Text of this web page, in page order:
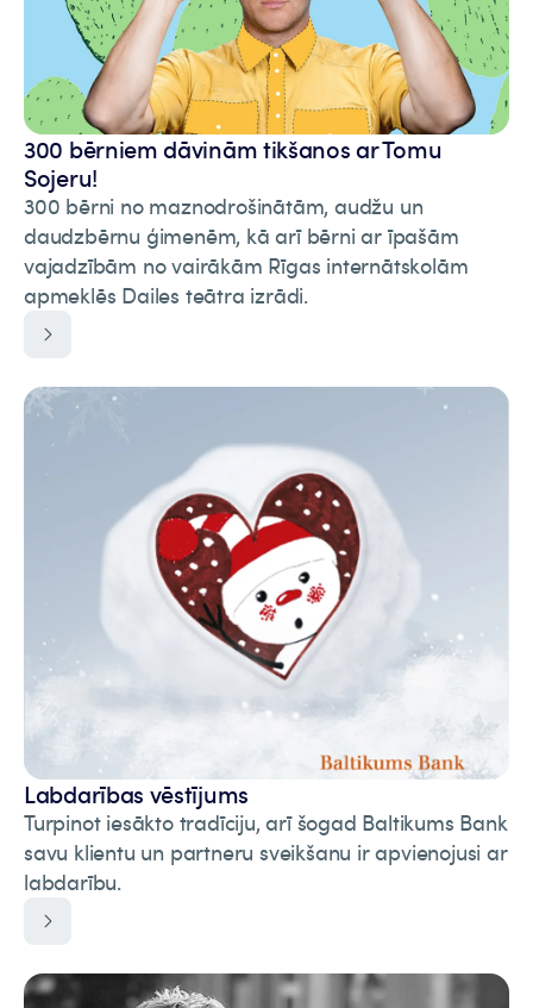
300 bērniem dāvinām tikšanos ar Tomu
Sojeru!
300 bērni no maznodrošinātām, audžu un
daudzbērnu ģimenēm, kā arī bērni ar īpašām
vajadzībām no vairākām Rīgas internātskolām
apmeklēs Dailes teātra izrādi.
Labdarības vēstījums
Turpinot iesākto tradīciju, arī šogad Baltikums Bank
savu klientu un partneru sveikšanu ir apvienojusi ar
labdarību.